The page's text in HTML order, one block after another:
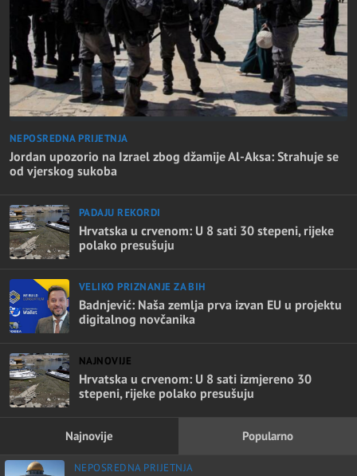
NEPOSREDNA PRIJETNJA
Jordan upozorio na Izrael zbog džamije Al-Aksa: Strahuje se
od vjerskog sukoba
PADAJU REKORDI
Hrvatska u crvenom: U 8 sati 30 stepeni, rijeke
polako presušuju
VELIKO PRIZNANJE ZA BIH
Badnjević: Naša zemlja prva izvan EU u projektu
digitalnog novčanika
NAJNOVIJE
Hrvatska u crvenom: U 8 sati izmjereno 30
stepeni, rijeke polako presušuju
Najnovije Popularno
NEPOSREDNA PRIJETNJA